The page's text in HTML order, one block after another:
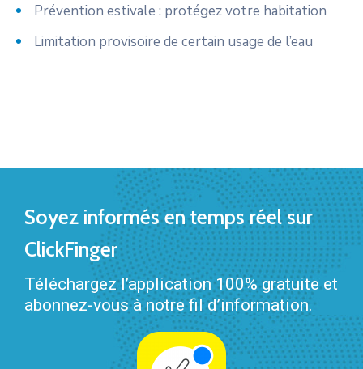
Prévention estivale : protégez votre habitation
Limitation provisoire de certain usage de l’eau
Soyez informés en temps réel sur
ClickFinger
Téléchargez l’application 100% gratuite et
abonnez-vous à notre fil d’information.